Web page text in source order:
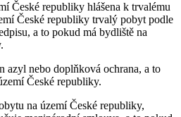
České republiky hlášena k trvalému
České republiky trvalý pobyt podle
a to pokud má bydliště na
azyl nebo doplňková ochrana, a to
České republiky.
na území České republiky,